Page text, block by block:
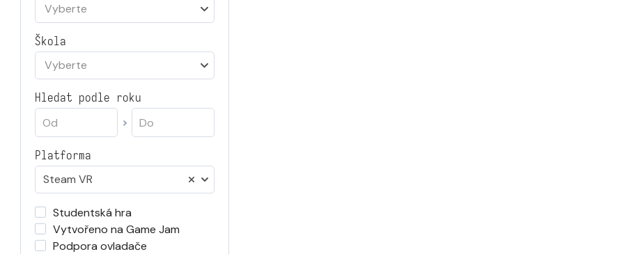
Vyberte
Škola
Vyberte
Hledat podle roku
Platforma
Steam VR
Studentská hra
Vytvořeno na Game Jam
Podpora ovladače